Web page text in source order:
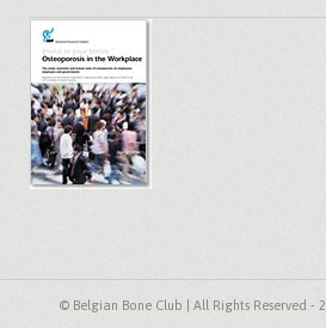
© Belgian Bone Club | All Rights Reserved -